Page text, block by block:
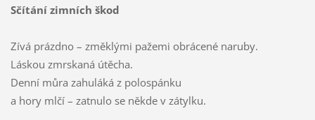
Sčítání zimních škod
Zívá prázdno – změklými pažemi obrácené naruby.
Láskou zmrskaná útěcha.
Denní můra zahuláká z polospánku
a hory mlčí – zatnulo se někde v zátylku.